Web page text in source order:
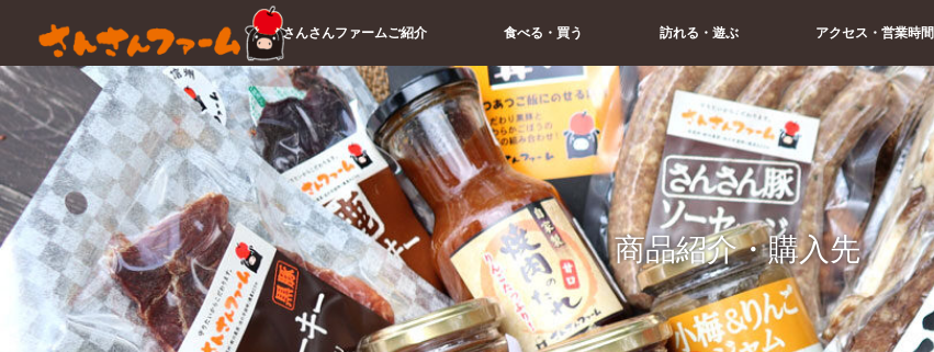
さんさんファームご紹介 食べる・買う 訪れる・遊ぶ アクセス・営業時間
商品紹介・購入先